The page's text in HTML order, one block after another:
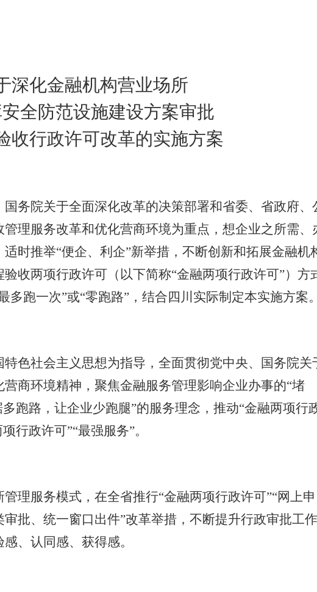
深化金融机构营业场所
全防范设施建设方案审批
收行政许可改革的实施方案
务院关于全面深化改革的决策部署和省委、省政府、
理服务改革和优化营商环境为重点，想企业之所需、
适时推举“便企、利企”新举措，不断创新和拓展金融机
收两项行政许可（以下简称“金融两项行政许可”）方
多跑一次”或“零跑路”，结合四川实际制定本实施方案
色社会主义思想为指导，全面贯彻党中央、国务院关
商环境精神，聚焦金融服务管理影响企业办事的“堵
跑路，让企业少跑腿”的服务理念，推动“金融两项行
行政许可”“最强服务”。
理服务模式，在全省推行“金融两项行政许可”“网上申
批、统一窗口出件”改革举措，不断提升行政审批工作
、认同感、获得感。